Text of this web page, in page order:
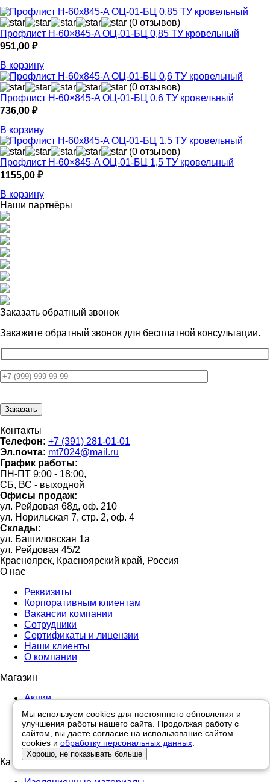
(0 отзывов)
Профлист Н-60×845-A ОЦ-01-БЦ 0,85 ТУ кровельный
951,00 ₽
В корзину
(0 отзывов)
Профлист Н-60×845-A ОЦ-01-БЦ 0,6 ТУ кровельный
736,00 ₽
В корзину
(0 отзывов)
Профлист Н-60×845-A ОЦ-01-БЦ 1,5 ТУ кровельный
1155,00 ₽
В корзину
Наши партнёры
Заказать обратный звонок
Закажите обратный звонок для бесплатной консультации.
Контакты
Телефон: +7 (391) 281-01-01
Эл.почта: mt7024@mail.ru
График работы:
ПН-ПТ 9:00 - 18:00,
СБ, ВС - выходной
Офисы продаж:
ул. Рейдовая 68д, оф. 210
ул. Норильская 7, стр. 2, оф. 4
Склады:
ул. Башиловская 1а
ул. Рейдовая 45/2
Красноярск, Красноярский край, Россия
О нас
Реквизиты
Корпоративным клиентам
Вакансии компании
Сотрудники
Сертификаты и лицензии
Наши клиенты
О компании
Магазин
Акции
Новости
Отзывы
Доставка и оплата
Контакты
Каталог
Мы используем cookies для постоянного обновления и
улучшения работы нашего сайта. Продолжая работу с
сайтом, вы даете согласие на использование сайтом
cookies и обработку персональных данных
Хорошо, не показывать больше